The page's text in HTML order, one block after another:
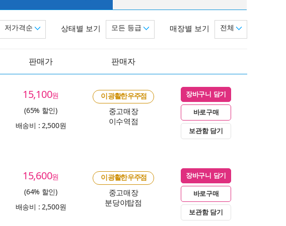
매장별 보기 전체
상태별 보기 모든 등급
저가격순
판매가 판매자
15,100원
(65% 할인)
배송비 : 2,500원
이 광활한 우주점
중고매장
이수역점
장바구니 담기
바로구매
보관함 담기
15,600원
(64% 할인)
배송비 : 2,500원
이 광활한 우주점
중고매장
분당야탑점
장바구니 담기
바로구매
보관함 담기